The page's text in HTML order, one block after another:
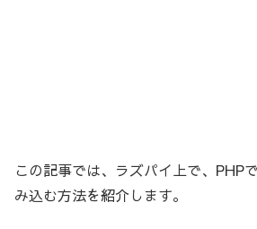
この記事では、ラズパイ上で、PHP
み込む方法を紹介します。